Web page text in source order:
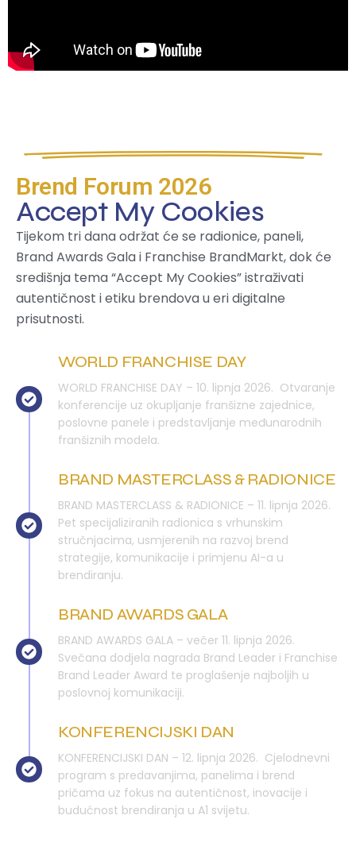
Brend Forum 2026
Accept My Cookies
Tijekom tri dana održat će se radionice, paneli,
Brand Awards Gala i Franchise BrandMarkt, dok će
središnja tema “Accept My Cookies” istraživati
autentičnost i etiku brendova u eri digitalne
prisutnosti.
WORLD FRANCHISE DAY
WORLD FRANCHISE DAY – 10. lipnja 2026. Otvaranje
konferencije uz okupljanje franšizne zajednice,
poslovne panele i predstavljanje međunarodnih
franšiznih modela.
BRAND MASTERCLASS & RADIONICE
BRAND MASTERCLASS & RADIONICE – 11. lipnja 2026.
Pet specijaliziranih radionica s vrhunskim
stručnjacima, usmjerenih na razvoj brend
strategije, komunikacije i primjenu AI-a u
brendiranju.
BRAND AWARDS GALA
BRAND AWARDS GALA – večer 11. lipnja 2026.
Svečana dodjela nagrada Brand Leader i Franchise
Brand Leader Award te proglašenje najboljih u
poslovnoj komunikaciji.
KONFERENCIJSKI DAN
KONFERENCIJSKI DAN – 12. lipnja 2026. Cjelodnevni
program s predavanjima, panelima i brend
pričama uz fokus na autentičnost, inovacije i
budućnost brendiranja u A1 svijetu.